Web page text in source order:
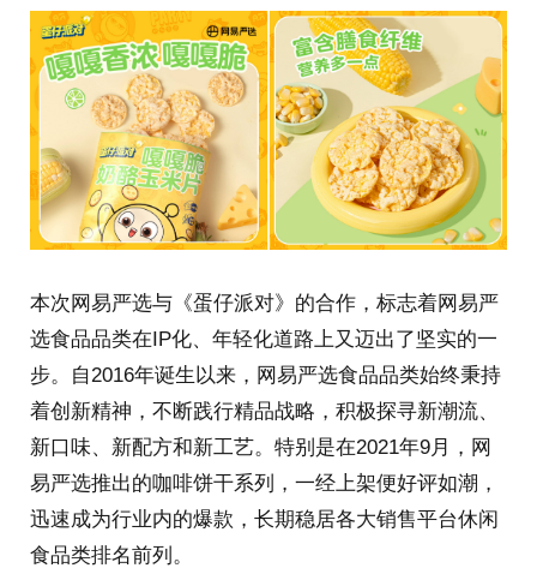
本次网易严选与《蛋仔派对》的合作，标志着网易严
选食品品类在IP化、年轻化道路上又迈出了坚实的一
步。自2016年诞生以来，网易严选食品品类始终秉持
着创新精神，不断践行精品战略，积极探寻新潮流、
新口味、新配方和新工艺。特别是在2021年9月，网
易严选推出的咖啡饼干系列，一经上架便好评如潮，
迅速成为行业内的爆款，长期稳居各大销售平台休闲
食品类排名前列。